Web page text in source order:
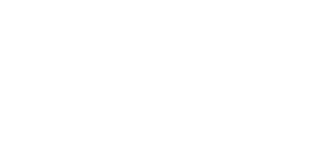
zich nog het originele quality check label, wat de herkomst